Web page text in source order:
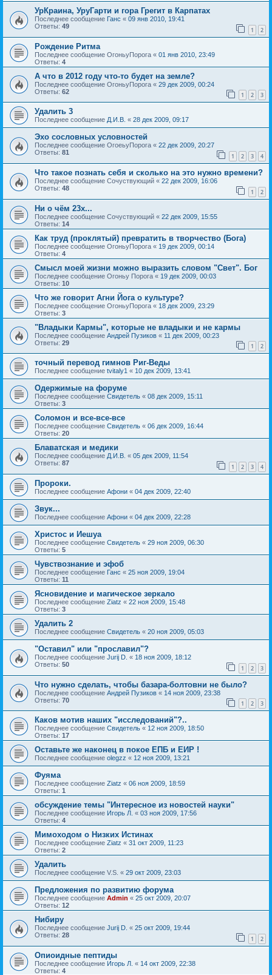
УрКраина, УруГарти и гора Грегит в Карпатах
Последнее сообщение Ганс « 09 янв 2010, 19:41
Ответы: 49 1 2
Рождение Ритма
Последнее сообщение ОгоньуПорога « 01 янв 2010, 23:49
Ответы: 4
А что в 2012 году что-то будет на земле?
Последнее сообщение ОгоньуПорога « 29 дек 2009, 00:24
Ответы: 62 1 2 3
Удалить 3
Последнее сообщение Д.И.В. « 28 дек 2009, 09:17
Эхо сословных условностей
Последнее сообщение ОгоеьуПорога « 22 дек 2009, 20:27
Ответы: 81 1 2 3 4
Что такое познать себя и сколько на это нужно времени?
Последнее сообщение Сочуствующий « 22 дек 2009, 16:06
Ответы: 48 1 2
Ни о чём 23х...
Последнее сообщение Сочуствующий « 22 дек 2009, 15:55
Ответы: 14
Как труд (проклятый) превратить в творчество (Бога)
Последнее сообщение ОгоньуПорога « 19 дек 2009, 00:14
Ответы: 4
Смысл моей жизни можно выразить словом "Свет". Бог
Последнее сообщение Огоньу Порога « 19 дек 2009, 00:03
Ответы: 10
Что же говорит Агни Йога о культуре?
Последнее сообщение ОгоньуПорога « 18 дек 2009, 23:29
Ответы: 3
"Владыки Кармы", которые не владыки и не кармы
Последнее сообщение Андрей Пузиков « 11 дек 2009, 00:23
Ответы: 29 1 2
точный перевод гимнов Риг-Веды
Последнее сообщение tvitaly1 « 10 дек 2009, 13:41
Одержимые на форуме
Последнее сообщение Свидетель « 08 дек 2009, 15:11
Ответы: 3
Соломон и все-все-все
Последнее сообщение Свидетель « 06 дек 2009, 16:44
Ответы: 20
Блаватская и медики
Последнее сообщение Д.И.В. « 05 дек 2009, 11:54
Ответы: 87 1 2 3 4
Пророки.
Последнее сообщение Афони « 04 дек 2009, 22:40
Звук...
Последнее сообщение Афони « 04 дек 2009, 22:28
Христос и Иешуа
Последнее сообщение Свидетель « 29 ноя 2009, 06:30
Ответы: 5
Чувствознание и эфоб
Последнее сообщение Ганс « 25 ноя 2009, 19:04
Ответы: 11
Ясновидение и магическое зеркало
Последнее сообщение Ziatz « 22 ноя 2009, 15:48
Ответы: 3
Удалить 2
Последнее сообщение Свидетель « 20 ноя 2009, 05:03
"Оставил" или "прославил"?
Последнее сообщение Jurij D. « 18 ноя 2009, 18:12
Ответы: 50 1 2 3
Что нужно сделать, чтобы базара-болтовни не было?
Последнее сообщение Андрей Пузиков « 14 ноя 2009, 23:38
Ответы: 70 1 2 3
Каков мотив наших "исследований"?..
Последнее сообщение Свидетель « 12 ноя 2009, 18:50
Ответы: 17
Оставьте же наконец в покое ЕПБ и ЕИР !
Последнее сообщение olegzz « 12 ноя 2009, 13:21
Фуяма
Последнее сообщение Ziatz « 06 ноя 2009, 18:59
Ответы: 1
обсуждение темы "Интересное из новостей науки"
Последнее сообщение Игорь Л. « 03 ноя 2009, 17:56
Ответы: 4
Мимоходом о Низких Истинах
Последнее сообщение Ziatz « 31 окт 2009, 11:23
Ответы: 2
Удалить
Последнее сообщение V.S. « 29 окт 2009, 23:03
Предложения по развитию форума
Последнее сообщение Admin « 25 окт 2009, 20:07
Ответы: 12
Нибиру
Последнее сообщение Jurij D. « 25 окт 2009, 19:44
Ответы: 28 1 2
Опиоидные пептиды
Последнее сообщение Игорь Л. « 14 окт 2009, 22:38
Ответы: 4